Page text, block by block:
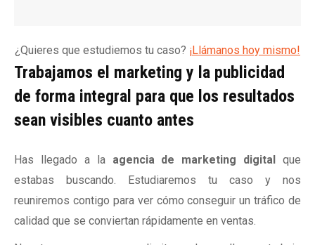
¿Quieres que estudiemos tu caso? ¡Llámanos hoy mismo!
Trabajamos el marketing y la publicidad
de forma integral para que los resultados
sean visibles cuanto antes
Has llegado a la agencia de marketing digital que
estabas buscando. Estudiaremos tu caso y nos
reuniremos contigo para ver cómo conseguir un tráfico de
calidad que se conviertan rápidamente en ventas.